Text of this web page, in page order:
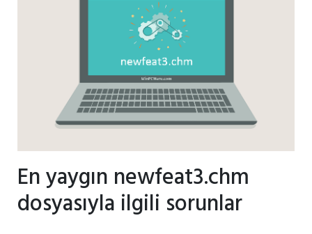
En yaygın newfeat3.chm
dosyasıyla ilgili sorunlar